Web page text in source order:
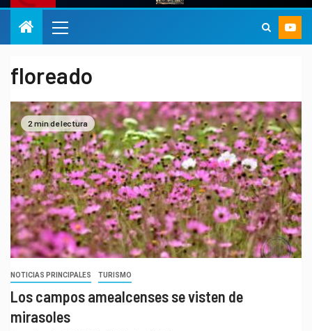
floreado
2 min de lectura
NOTICIAS PRINCIPALES TURISMO
Los campos amealcenses se visten de
mirasoles